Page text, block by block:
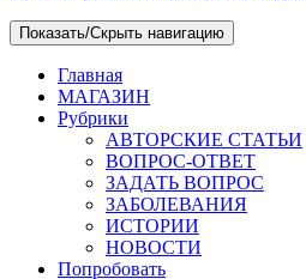
Показать/Скрыть навигацию
Главная
МАГАЗИН
Рубрики
АВТОРСКИЕ СТАТЬИ
ВОПРОС-ОТВЕТ
ЗАДАТЬ ВОПРОС
ЗАБОЛЕВАНИЯ
ИСТОРИИ
НОВОСТИ
Попробовать